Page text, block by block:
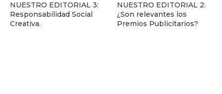
NUESTRO EDITORIAL 3:
Responsabilidad Social
Creativa.
NUESTRO EDITORIAL 2:
¿Son relevantes los
Premios Publicitarios?